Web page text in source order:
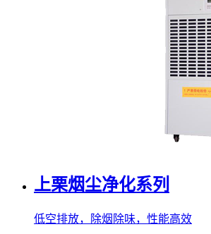
上栗烟尘净化系列
低空排放，除烟除味，性能高效